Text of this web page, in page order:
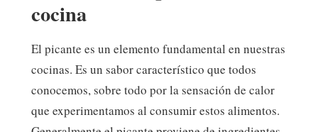
cocina
El picante es un elemento fundamental en nuestras
cocinas. Es un sabor característico que todos
conocemos, sobre todo por la sensación de calor
que experimentamos al consumir estos alimentos.